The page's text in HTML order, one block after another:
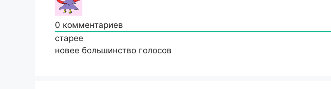
0 комментариев
старее
новее большинство голосов